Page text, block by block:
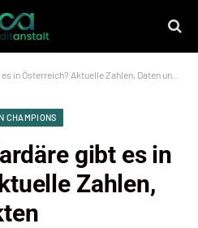
Österreich? Aktuelle Zahlen, Daten und Fakten
CHAMPIONS
gibt es in
Zahlen,